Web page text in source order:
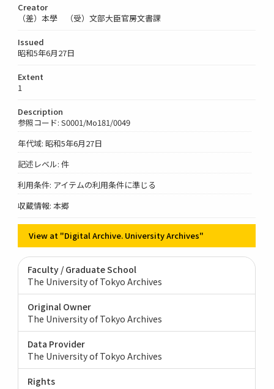
Creator
（差）本學 （受）文部大臣官房文書課
Issued
昭和5年6月27日
Extent
1
Description
参照コード: S0001/Mo181/0049
年代域: 昭和5年6月27日
記述レベル: 件
利用条件: アイテムの利用条件に準じる
収蔵情報: 本郷
View at "Digital Archive. University Archives"
Faculty / Graduate School
The University of Tokyo Archives
Original Owner
The University of Tokyo Archives
Data Provider
The University of Tokyo Archives
Rights